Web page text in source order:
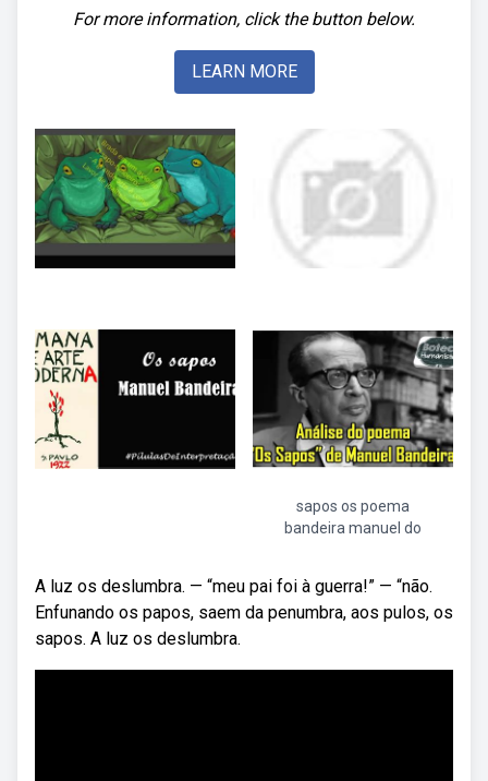
For more information, click the button below.
LEARN MORE
sapos os poema
bandeira manuel do
A luz os deslumbra. — “meu pai foi à guerra!” — “não.
Enfunando os papos, saem da penumbra, aos pulos, os
sapos. A luz os deslumbra.